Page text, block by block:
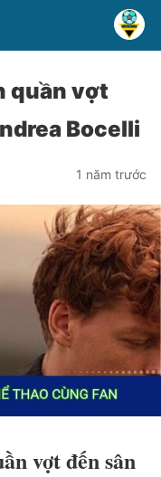
quần vợt
Bocelli
1 năm trước
vợt đến sân